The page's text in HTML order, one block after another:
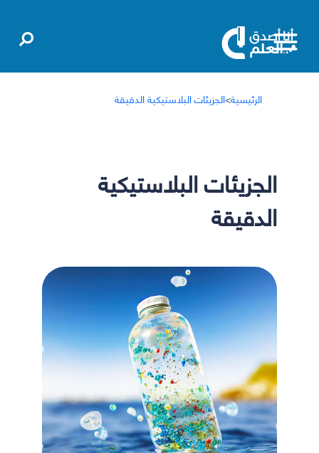
الرئيسية>الجزيئات البلاستيكية الدقيقة
الجزيئات البلاستيكية
الدقيقة